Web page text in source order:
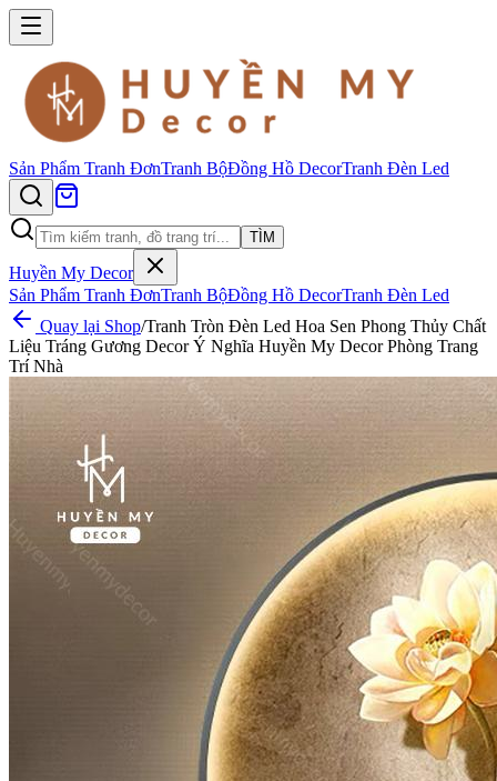
Sản Phẩm Tranh ĐơnTranh BộĐồng Hồ DecorTranh Đèn Led
TÌM
Huyền My Decor
Sản Phẩm Tranh ĐơnTranh BộĐồng Hồ DecorTranh Đèn Led
Quay lại Shop/Tranh Tròn Đèn Led Hoa Sen Phong Thủy Chất
Liệu Tráng Gương Decor Ý Nghĩa Huyền My Decor Phòng Trang
Trí Nhà